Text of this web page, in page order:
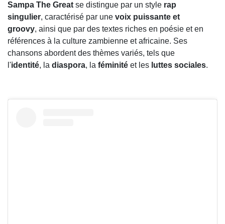
Sampa The Great se distingue par un style rap
singulier, caractérisé par une voix puissante et
groovy, ainsi que par des textes riches en poésie et en
références à la culture zambienne et africaine. Ses
chansons abordent des thèmes variés, tels que
l'identité, la diaspora, la féminité et les luttes sociales.